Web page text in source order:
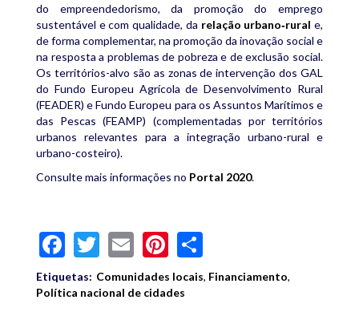
do empreendedorismo, da promoção do emprego
sustentável e com qualidade, da relação urbano‑rural e,
de forma complementar, na promoção da inovação social e
na resposta a problemas de pobreza e de exclusão social.
Os territórios-alvo são as zonas de intervenção dos GAL
do Fundo Europeu Agrícola de Desenvolvimento Rural
(FEADER) e Fundo Europeu para os Assuntos Marítimos e
das Pescas (FEAMP) (complementadas por territórios
urbanos relevantes para a integração urbano-rural e
urbano-costeiro).
Consulte mais informações no Portal 2020.
Facebook
Twitter
EmailPinterest
Etiquetas: Comunidades locais, Financiamento,
Política nacional de cidades